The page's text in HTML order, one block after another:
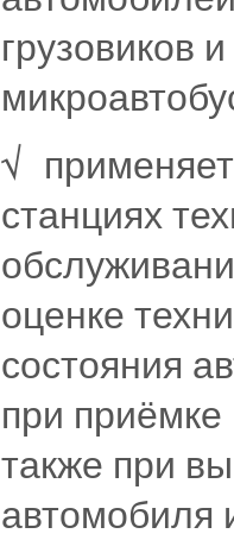
грузовиков и
√
станциях
оценке
состояния
при приёмке
также при
автомобиля